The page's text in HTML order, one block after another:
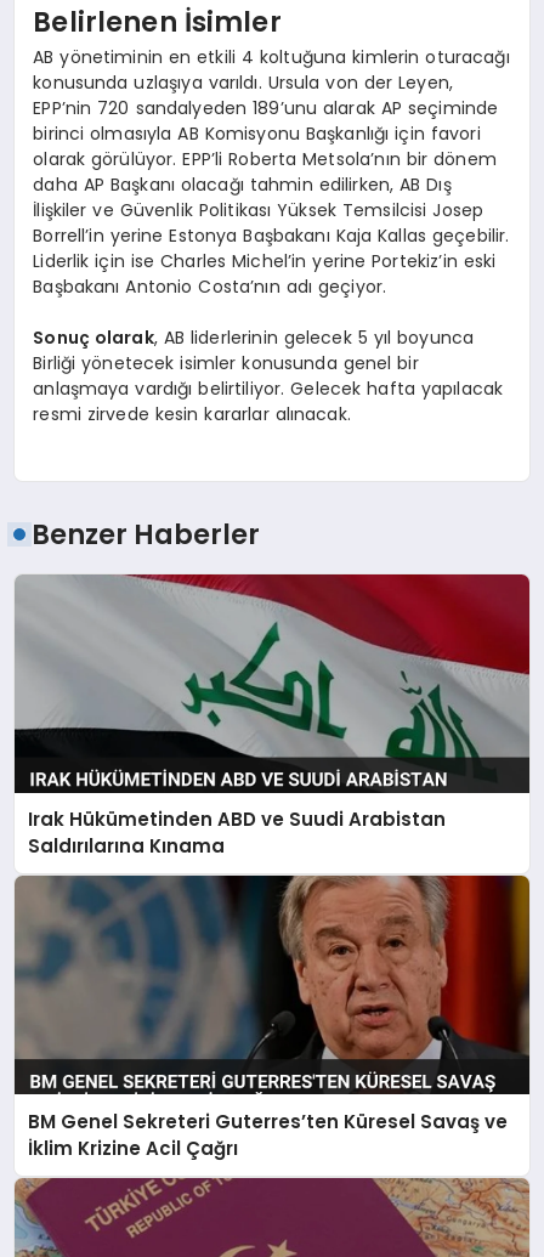
Belirlenen İsimler
AB yönetiminin en etkili 4 koltuğuna kimlerin oturacağı
konusunda uzlaşıya varıldı. Ursula von der Leyen,
EPP’nin 720 sandalyeden 189’unu alarak AP seçiminde
birinci olmasıyla AB Komisyonu Başkanlığı için favori
olarak görülüyor. EPP’li Roberta Metsola’nın bir dönem
daha AP Başkanı olacağı tahmin edilirken, AB Dış
İlişkiler ve Güvenlik Politikası Yüksek Temsilcisi Josep
Borrell’in yerine Estonya Başbakanı Kaja Kallas geçebilir.
Liderlik için ise Charles Michel’in yerine Portekiz’in eski
Başbakanı Antonio Costa’nın adı geçiyor.
Sonuç olarak, AB liderlerinin gelecek 5 yıl boyunca
Birliği yönetecek isimler konusunda genel bir
anlaşmaya vardığı belirtiliyor. Gelecek hafta yapılacak
resmi zirvede kesin kararlar alınacak.
Benzer Haberler
Irak Hükümetinden ABD ve Suudi Arabistan
Saldırılarına Kınama
BM Genel Sekreteri Guterres’ten Küresel Savaş ve
İklim Krizine Acil Çağrı